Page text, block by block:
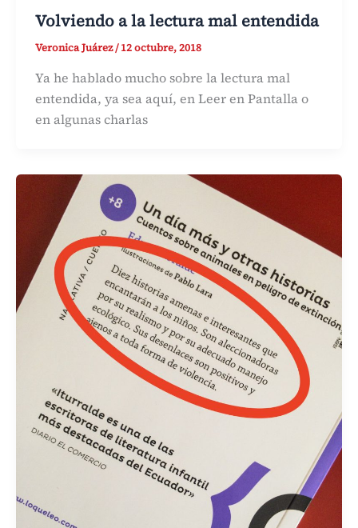
Volviendo a la lectura mal entendida
Veronica Juárez/12 octubre, 2018
Ya he hablado mucho sobre la lectura mal
entendida, ya sea aquí, en Leer en Pantalla o
en algunas charlas